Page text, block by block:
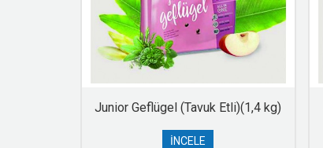
Junior Geflügel (Tavuk Etli)(1,4 kg)
İNCELE